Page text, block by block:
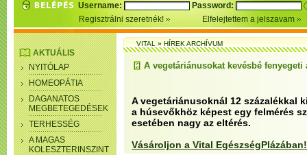
Username:
Password:
Regisztrálni szeretnék!
Elfelejtettem a jelszavam
AKTUÁLIS
NYITÓLAP
HOMEOPÁTIA
DAGANATOS
MEGBETEGEDÉSEK
TERHESSÉG
A MAGAS
KOLESZTERINSZINT
VITAL»HÍREK ARCHÍVUM
A vegetáriánusokat kevésbé fenyegeti
A vegetáriánusoknál 12 százalékkal
a húsevőkhöz képest egy felmérés
esetében nagy az eltérés.
Vásároljon a Vital EgészségPlázában!